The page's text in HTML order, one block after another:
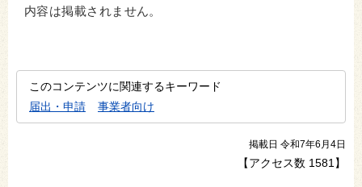
内容は掲載されません。
このコンテンツに関連するキーワード
届出・申請
事業者向け
掲載日 令和7年6月4日
【アクセス数 1581 】